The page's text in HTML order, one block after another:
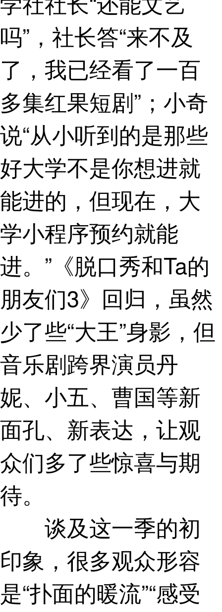
吗”，社长答“来不及
了，我已经看了一百
多集红果短剧”；小奇
说“从小听到的是那些
好大学不是你想进就
能进的，但现在，大
学小程序预约就能
进。”《脱口秀和Ta的
朋友们3》回归，虽然
少了些“大王”身影，但
音乐剧跨界演员丹
妮、小五、曹国等新
面孔、新表达，让观
众们多了些惊喜与期
待。
谈及这一季的初
印象，很多观众形容
是“扑面的暖流”“感受